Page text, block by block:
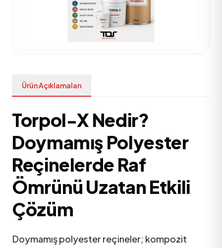
Ürün Açıklamaları
Torpol-X Nedir?
Doymamış Polyester
Reçinelerde Raf
Ömrünü Uzatan Etkili
Çözüm
Doymamış polyester reçineler; kompozit